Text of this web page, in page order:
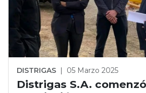
DISTRIGAS | 05 Marzo 2025
Distrigas S.A.